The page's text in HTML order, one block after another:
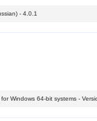
- 4.0.1
Windows 64-bit systems -